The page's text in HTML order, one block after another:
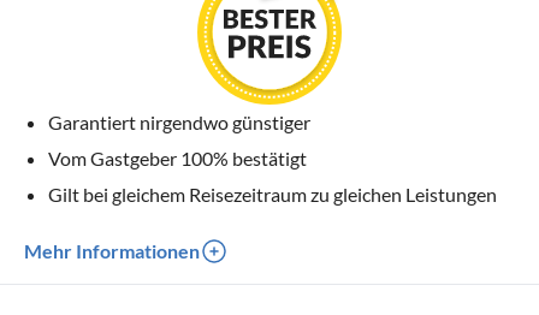
Garantiert nirgendwo günstiger
Vom Gastgeber 100% bestätigt
Gilt bei gleichem Reisezeitraum zu gleichen Leistungen
Mehr Informationen